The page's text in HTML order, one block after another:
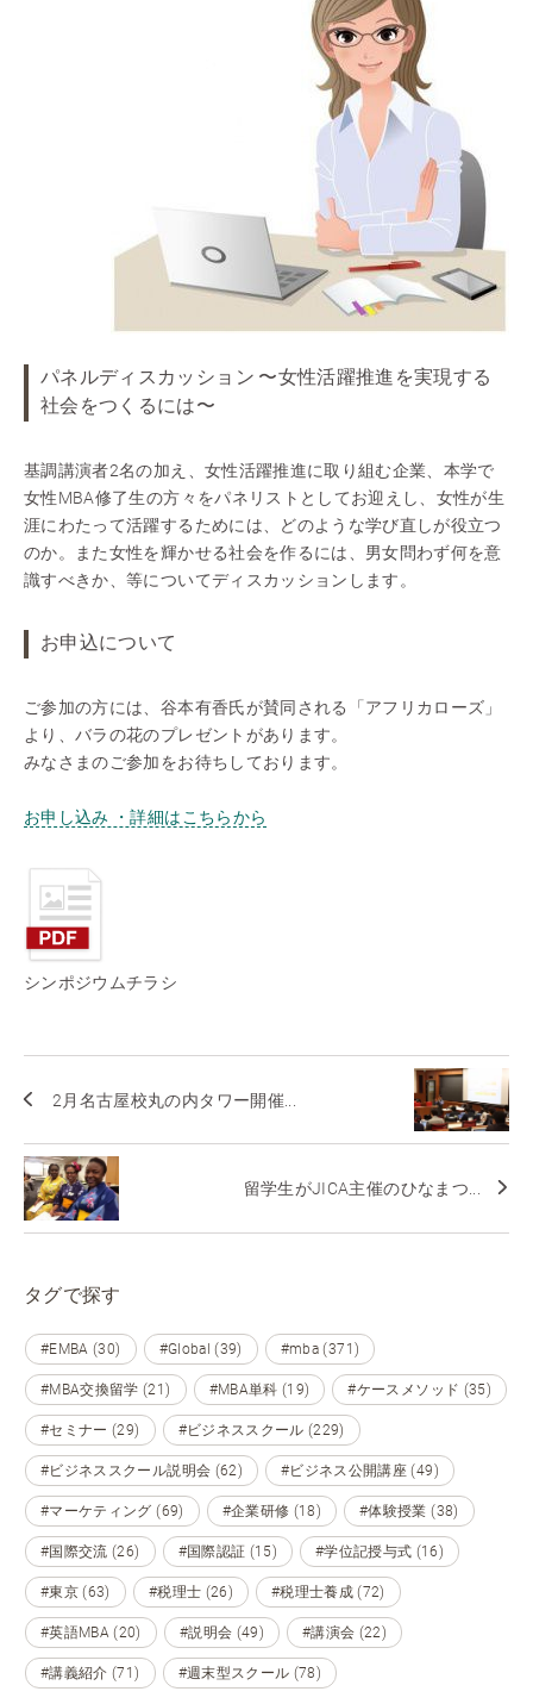
パネルディスカッション 〜女性活躍推進を実現する
社会をつくるには〜
基調講演者2名の加え、女性活躍推進に取り組む企業、本学で
女性MBA修了生の方々をパネリストとしてお迎えし、女性が生
涯にわたって活躍するためには、どのような学び直しが役立つ
のか。また女性を輝かせる社会を作るには、男女問わず何を意
識すべきか、等についてディスカッションします。
お申込について
ご参加の方には、谷本有香氏が賛同される「アフリカローズ」
より、バラの花のプレゼントがあります。
みなさまのご参加をお待ちしております。
お申し込み ・詳細はこちらから
シンポジウムチラシ
2月名古屋校丸の内タワー開催...
留学生がJICA主催のひなまつ...
タグで探す
#EMBA (30) #Global (39) #mba (371)
#MBA交換留学 (21) #MBA単科 (19) #ケースメソッド (35)
#セミナー (29) #ビジネススクール (229)
#ビジネススクール説明会 (62) #ビジネス公開講座 (49)
#マーケティング (69) #企業研修 (18) #体験授業 (38)
#国際交流 (26) #国際認証 (15) #学位記授与式 (16)
#東京 (63) #税理士 (26) #税理士養成 (72)
#英語MBA (20) #説明会 (49) #講演会 (22)
#講義紹介 (71) #週末型スクール (78)